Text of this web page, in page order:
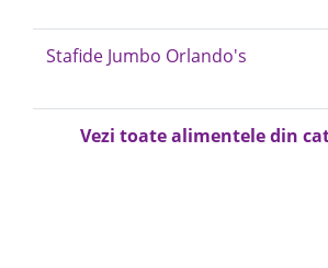
Stafide Jumbo Orlando's
Vezi toate alimentele din